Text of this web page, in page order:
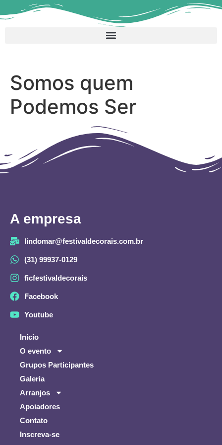
Somos quem
Podemos Ser
A empresa
lindomar@festivaldecorais.com.br
(31) 99937-0129
ficfestivaldecorais
Facebook
Youtube
Início
O evento
Grupos Participantes
Galeria
Arranjos
Apoiadores
Contato
Inscreva-se